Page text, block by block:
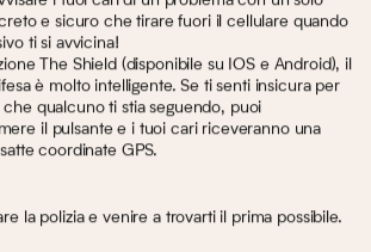
e sicuro che tirare fuori il cellulare quando
ti si avvicina!
The Shield (disponibile su IOS e Android), il
è molto intelligente. Se ti senti insicura per
qualcuno ti stia seguendo, puoi
il pulsante e i tuoi cari riceveranno una
coordinate GPS.
la polizia e venire a trovarti il prima possibile.